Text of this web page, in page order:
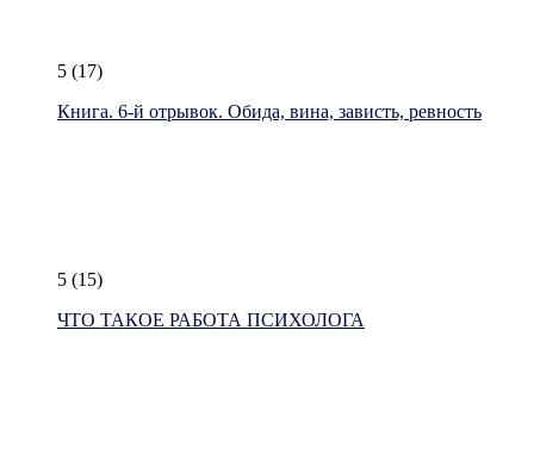
5 (17)
Книга. 6-й отрывок. Обида, вина, зависть, ревность
5 (15)
ЧТО ТАКОЕ РАБОТА ПСИХОЛОГА